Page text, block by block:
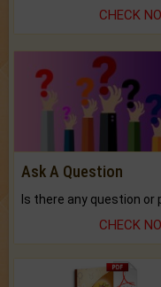
CHECK
Ask A Question
CHECK